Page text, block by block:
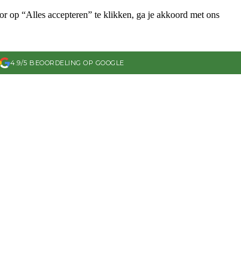
op “Alles accepteren” te klikken, ga je akkoord met ons
4.9/5 BEOORDELING OP GOOGLE